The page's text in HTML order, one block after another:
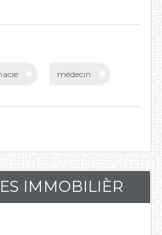
médecin
IMMOBILIÈR